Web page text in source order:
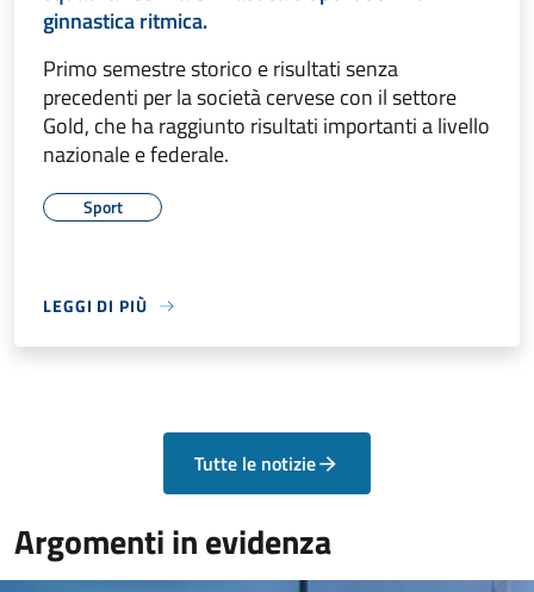
ginnastica ritmica.
Primo semestre storico e risultati senza
precedenti per la società cervese con il settore
Gold, che ha raggiunto risultati importanti a livello
nazionale e federale.
Sport
LEGGI DI PIÙ
Tutte le notizie
Argomenti in evidenza